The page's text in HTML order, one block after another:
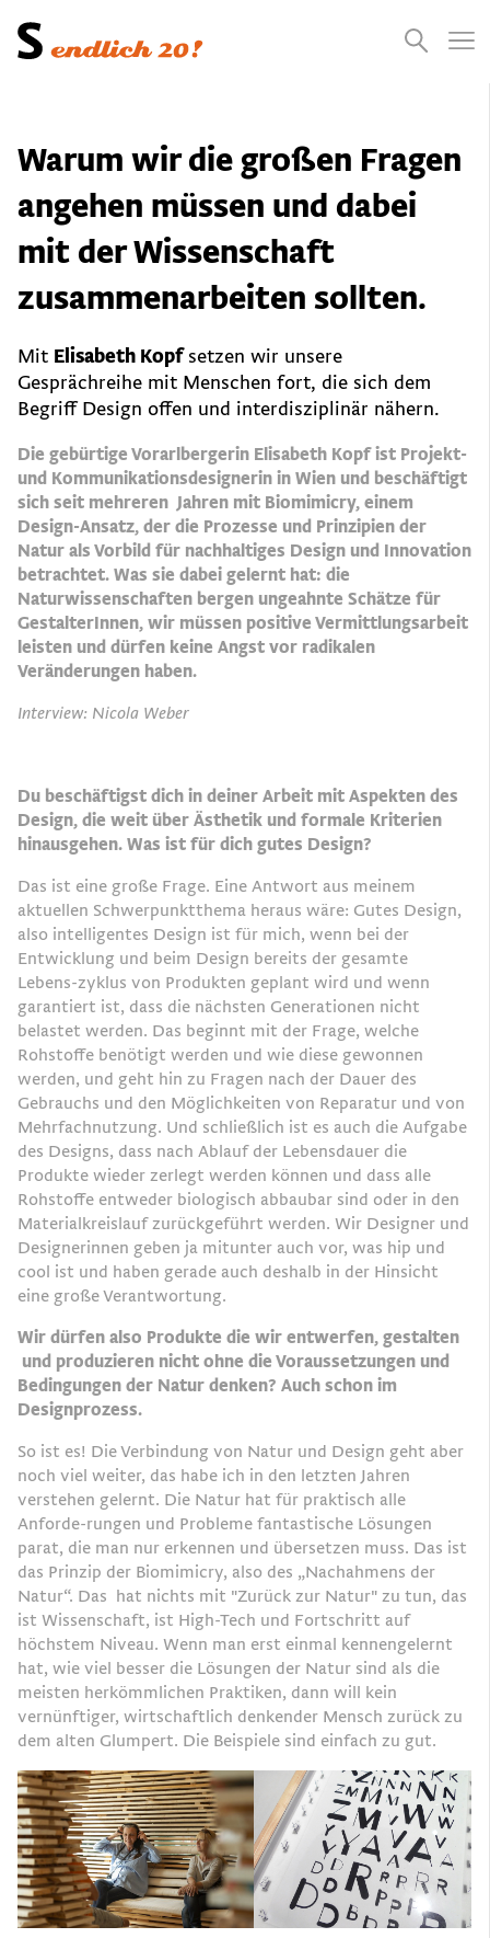
Presse Suchen
Warum wir die großen Fragen
angehen müssen und dabei
mit der Wissenschaft
zusammenarbeiten sollten.
Mit Elisabeth Kopfsetzen wir unsere
Gesprächreihe mit Menschen fort, die sich dem
Begriff Design offen und interdisziplinär nähern.
Die gebürtige Vorarlbergerin Elisabeth Kopf ist Projekt-
und Kommunikationsdesignerin in Wien und beschäftigt
sich seit mehreren Jahren mit Biomimicry, einem
Design-Ansatz, der die Prozesse und Prinzipien der
Natur als Vorbild für nachhaltiges Design und Innovation
betrachtet. Was sie dabei gelernt hat: die
Naturwissenschaften bergen ungeahnte Schätze für
GestalterInnen, wir müssen positive Vermittlungsarbeit
leisten und dürfen keine Angst vor radikalen
Veränderungen haben.
Interview: Nicola Weber
Du beschäftigst dich in deiner Arbeit mit Aspekten des
Design, die weit über Ästhetik und formale Kriterien
hinausgehen. Was ist für dich gutes Design?
Das ist eine große Frage. Eine Antwort aus meinem
aktuellen Schwerpunktthema heraus wäre: Gutes Design,
also intelligentes Design ist für mich, wenn bei der
Entwicklung und beim Design bereits der gesamte
Lebens-zyklus von Produkten geplant wird und wenn
garantiert ist, dass die nächsten Generationen nicht
belastet werden. Das beginnt mit der Frage, welche
Rohstoffe benötigt werden und wie diese gewonnen
werden, und geht hin zu Fragen nach der Dauer des
Gebrauchs und den Möglichkeiten von Reparatur und von
Mehrfachnutzung. Und schließlich ist es auch die Aufgabe
des Designs, dass nach Ablauf der Lebensdauer die
Produkte wieder zerlegt werden können und dass alle
Rohstoffe entweder biologisch abbaubar sind oder in den
Materialkreislauf zurückgeführt werden. Wir Designer und
Designerinnen geben ja mitunter auch vor, was hip und
cool ist und haben gerade auch deshalb in der Hinsicht
eine große Verantwortung.
Wir dürfen also Produkte die wir entwerfen, gestalten
und produzieren nicht ohne die Voraussetzungen und
Bedingungen der Natur denken? Auch schon im
Designprozess.
So ist es! Die Verbindung von Natur und Design geht aber
noch viel weiter, das habe ich in den letzten Jahren
verstehen gelernt. Die Natur hat für praktisch alle
Anforde-rungen und Probleme fantastische Lösungen
parat, die man nur erkennen und übersetzen muss. Das ist
das Prinzip der Biomimicry, also des „Nachahmens der
Natur“. Das hat nichts mit "Zurück zur Natur" zu tun, das
ist Wissenschaft, ist High-Tech und Fortschritt auf
höchstem Niveau. Wenn man erst einmal kennengelernt
hat, wie viel besser die Lösungen der Natur sind als die
meisten herkömmlichen Praktiken, dann will kein
vernünftiger, wirtschaftlich denkender Mensch zurück zu
dem alten Glumpert. Die Beispiele sind einfach zu gut.